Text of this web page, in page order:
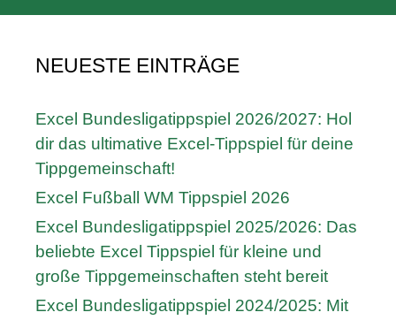
NEUESTE EINTRÄGE
Excel Bundesligatippspiel 2026/2027: Hol
dir das ultimative Excel-Tippspiel für deine
Tippgemeinschaft!
Excel Fußball WM Tippspiel 2026
Excel Bundesligatippspiel 2025/2026: Das
beliebte Excel Tippspiel für kleine und
große Tippgemeinschaften steht bereit
Excel Bundesligatippspiel 2024/2025: Mit